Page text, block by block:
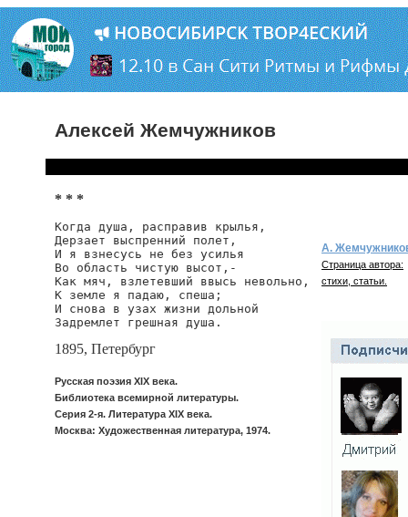
Алексей Жемчужников
* * *
Когда душа, расправив крылья,
Дерзает выспренний полет,
И я взнесусь не без усилья
Во область чистую высот,-
Как мяч, взлетевший ввысь невольно,
К земле я падаю, спеша;
И снова в узах жизни дольной
Задремлет грешная душа.
1895, Петербург
Русская поэзия XIX века.
Библиотека всемирной литературы.
Серия 2-я. Литература XIX века.
Москва: Художественная литература, 1974.
А.
Страница автора:
стихи, статьи.